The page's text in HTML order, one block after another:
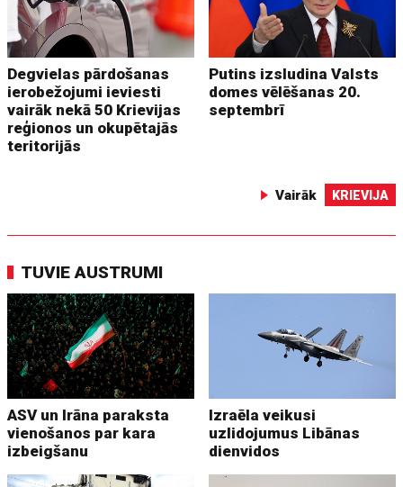
Degvielas pārdošanas
ierobežojumi ieviesti
vairāk nekā 50 Krievijas
reģionos un okupētajās
teritorijās
Putins izsludina Valsts
domes vēlēšanas 20.
septembrī
Vairāk KRIEVIJA
TUVIE AUSTRUMI
ASV un Irāna paraksta
vienošanos par kara
izbeigšanu
Izraēla veikusi
uzlidojumus Libānas
dienvidos